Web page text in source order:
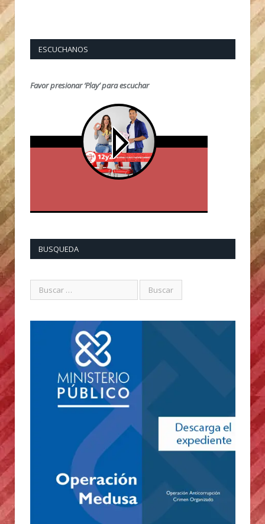
ESCUCHANOS
Favor presionar ‘Play’ para escuchar
BUSQUEDA